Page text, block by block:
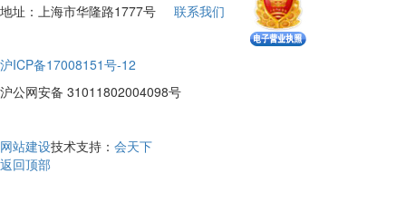
地址：上海市华隆路1777号 联系我们
沪ICP备17008151号-12
沪公网安备 31011802004098号
网站建设技术支持： 会天下
返回顶部